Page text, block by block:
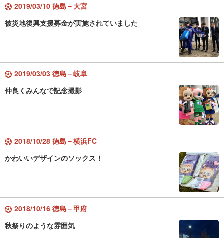
2019/03/10 徳島－大宮
被災地復興支援募金が実施されていました
2019/03/03 徳島－岐阜
仲良くみんなで記念撮影
2018/10/28 徳島－横浜FC
かわいいデザインのソックス！
2018/10/16 徳島－甲府
秋祭りのような雰囲気